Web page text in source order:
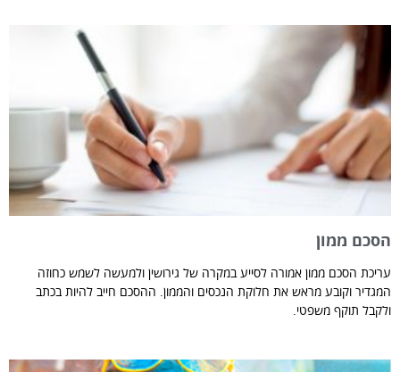
הסכם ממון
עריכת הסכם ממון אמורה לסייע במקרה של גירושין ולמעשה לשמש כחוזה
המגדיר וקובע מראש את חלוקת הנכסים והממון. ההסכם חייב להיות בכתב
ולקבל תוקף משפטי.